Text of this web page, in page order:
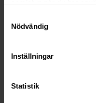
Nödvändig
Inställningar
Statistik